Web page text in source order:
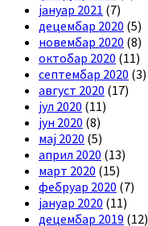
јануар 2021 (7)
децембар 2020 (5)
новембар 2020 (8)
октобар 2020 (11)
септембар 2020 (3)
август 2020 (17)
јул 2020 (11)
јун 2020 (8)
мај 2020 (5)
април 2020 (13)
март 2020 (15)
фебруар 2020 (7)
јануар 2020 (11)
децембар 2019 (12)